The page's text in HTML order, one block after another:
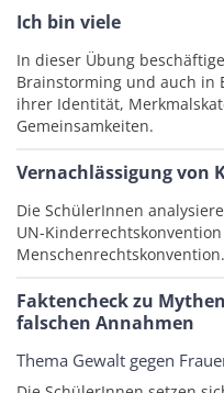
Ich bin viele
In dieser Übung
Brainstorming und auch in
ihrer Identität,
Gemeinsamkeiten.
Vernachlässigung von
Die SchülerInnen
UN-
Menschenrechtskonvention.
Faktencheck zu
falschen Annahmen
Thema Gewalt gegen